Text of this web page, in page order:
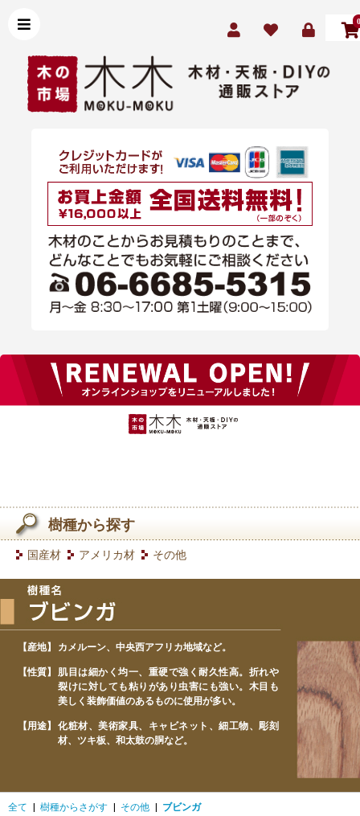
0
樹種から探す
国産材 アメリカ材 その他
【産地】 カメルーン、中央西アフリカ地域など。
【性質】
肌目は細かく均一、重硬で強く耐久性高。折れや
裂けに対しても粘りがあり虫害にも強い。木目も
美しく装飾価値のあるものに使用が多い。
【用途】
化粧材、美術家具、キャビネット、細工物、彫刻
材、ツキ板、和太鼓の胴など。
全て | 樹種からさがす | その他 | ブビンガ